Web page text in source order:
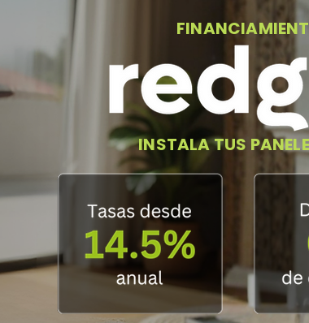
INSTALA TUS